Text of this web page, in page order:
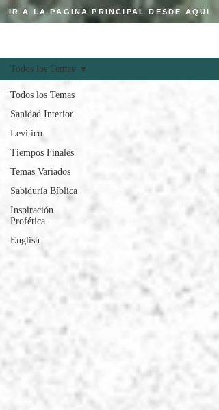
IR A LA PÁGINA PRINCIPAL DESDE AQUÍ
Todos los Temas
Sanidad Interior
Levítico
Tiempos Finales
Temas Variados
Sabiduría Bíblica
Inspiración
Profética
English
Todos los Temas